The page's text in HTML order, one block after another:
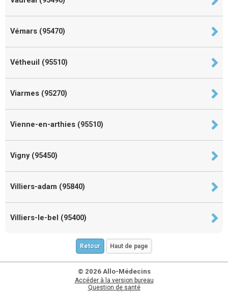
Vémars (95470)
Vétheuil (95510)
Viarmes (95270)
Vienne-en-arthies (95510)
Vigny (95450)
Villiers-adam (95840)
Villiers-le-bel (95400)
Retour Haut de page
© 2026 Allo-Médecins
Accéder à la version bureau
Question de santé